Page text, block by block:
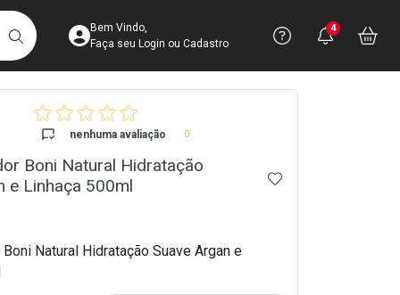
BUSCARAcesse sua Conta
Bem Vindo,
Faça seu Login ou Cadastro
Precisa
Ver Recursos
Você
4
nenhuma avaliação 0
Boni Natural Hidratação
e Linhaça 500ml
ADICIONAR AOS
Natural Hidratação Suave Argan e